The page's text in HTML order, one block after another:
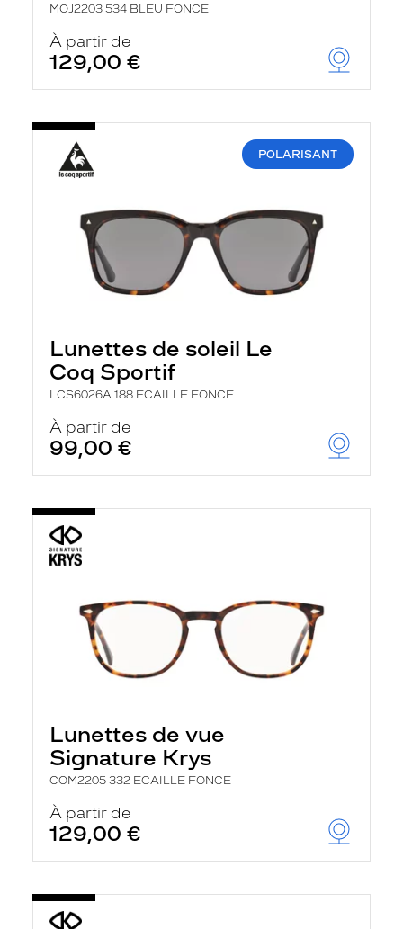
MOJ2203 534 BLEU FONCE
À partir de
129,00 €
POLARISANT
Lunettes de soleil Le
Coq Sportif
LCS6026A 188 ECAILLE FONCE
À partir de
99,00 €
Lunettes de vue
Signature Krys
COM2205 332 ECAILLE FONCE
À partir de
129,00 €